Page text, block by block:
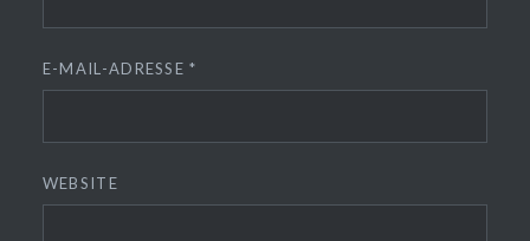
E-MAIL-ADRESSE*
WEBSITE